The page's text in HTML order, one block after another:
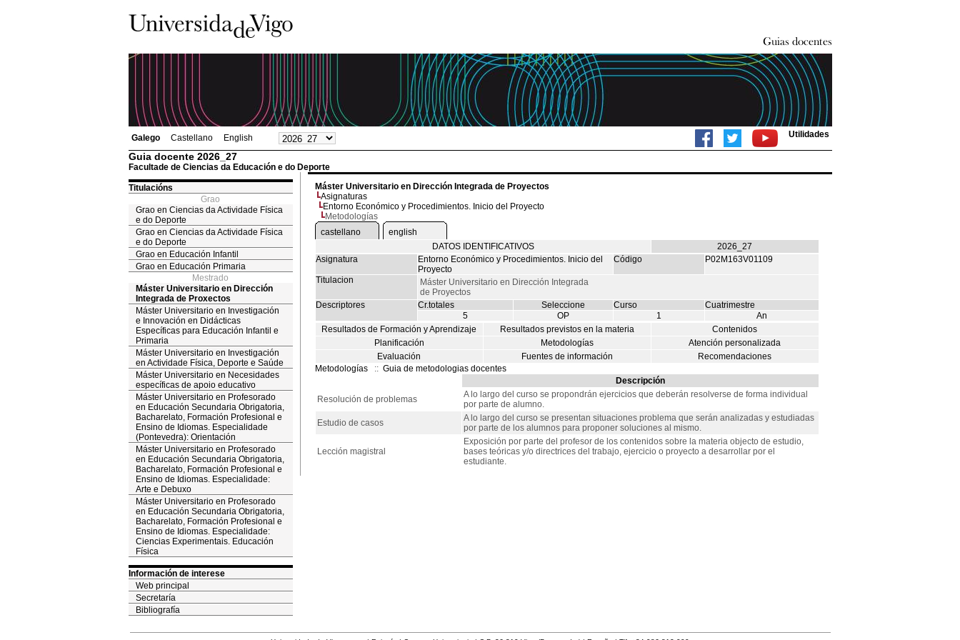
Galego Castellano English Utilidades
Guia docente 2026_27
Facultade de Ciencias da Educación e do Deporte
Titulacións
Grao
Grao en Ciencias da Actividade Física
e do Deporte
Grao en Ciencias da Actividade Física
e do Deporte
Grao en Educación Infantil
Grao en Educación Primaria
Mestrado
Máster Universitario en Dirección
Integrada de Proxectos
Máster Universitario en Investigación
e Innovación en Didácticas
Específicas para Educación Infantil e
Primaria
Máster Universitario en Investigación
en Actividade Física, Deporte e Saúde
Máster Universitario en Necesidades
específicas de apoio educativo
Máster Universitario en Profesorado
en Educación Secundaria Obrigatoria,
Bacharelato, Formación Profesional e
Ensino de Idiomas. Especialidade
(Pontevedra): Orientación
Máster Universitario en Profesorado
en Educación Secundaria Obrigatoria,
Bacharelato, Formación Profesional e
Ensino de Idiomas. Especialidade:
Arte e Debuxo
Máster Universitario en Profesorado
en Educación Secundaria Obrigatoria,
Bacharelato, Formación Profesional e
Ensino de Idiomas. Especialidade:
Ciencias Experimentais. Educación
Física
Información de interese
Web principal
Secretaría
Bibliografía
Máster Universitario en Dirección Integrada de Proyectos
Asignaturas
Entorno Económico y Procedimientos. Inicio del Proyecto
Metodologías
castellano
english
DATOS IDENTIFICATIVOS
2026_27
Asignatura
Entorno Económico y Procedimientos. Inicio del
Proyecto
Código P02M163V01109
Titulacion
Máster Universitario en Dirección Integrada
de Proyectos
Descriptores
Cr.totales Seleccione Curso
Cuatrimestre
5
OP 1
An
Resultados de Formación y Aprendizaje
Resultados previstos en la materia
Contenidos
Planificación
Metodologías
Atención personalizada
Evaluación
Fuentes de información
Recomendaciones
Metodologías
:: Guia de metodologias docentes
Descripción
Resolución de problemas
A lo largo del curso se propondrán ejercicios que deberán resolverse de forma individual
por parte de alumno.
Estudio de casos
A lo largo del curso se presentan situaciones problema que serán analizadas y estudiadas
por parte de los alumnos para proponer soluciones al mismo.
Lección magistral
Exposición por parte del profesor de los contenidos sobre la materia objecto de estudio,
bases teóricas y/o directrices del trabajo, ejercicio o proyecto a desarrollar por el
estudiante.